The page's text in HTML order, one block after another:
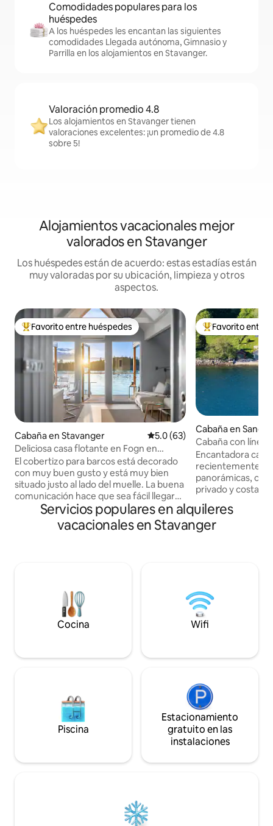
Comodidades populares para los
huéspedes
A los huéspedes les encantan las siguientes
comodidades Llegada autónoma, Gimnasio y
Parrilla en los alojamientos en Stavanger.
Valoración promedio 4.8
Los alojamientos en Stavanger tienen
valoraciones excelentes: ¡un promedio de 4.8
sobre 5!
Alojamientos vacacionales mejor
valorados en Stavanger
Los huéspedes están de acuerdo: estas estadías están
muy valoradas por su ubicación, limpieza y otros
aspectos.
Favorito entre huéspedes preferido
Favorito entre huéspedes
Cabaña en Stavanger Calificación promedio: 5.0 de
5.0 (63)
Deliciosa casa flotante en Fogn en
Ryfylke
El cobertizo para barcos está decorado
con muy buen gusto y está muy bien
situado justo al lado del muelle. La buena
comunicación hace que sea fácil llegar
a/desde Stavanger y las atracciones de la
región. Naustet tiene dos muelles y un
pequeño barco, así como excelentes
Estamos en el proceso de desarrollar un
pequeño lugar acogedor y encantador
con una cervecería, cafetería y tienda.
Puedes pedir productos frescos para
Favorito entre
Favorito entre
Cabaña en
Cabaña con línea
minutos de
Encantadora
recientemente
panorámicas,
privado y costa.
terreno y gran
exterior.
condiciones de
naturaleza y el
y
cabaña.
barco.
La cabaña está
Servicios populares en alquileres
vacacionales en Stavanger
Cocina Wifi
Piscina
Estacionamiento
gratuito en las
instalaciones